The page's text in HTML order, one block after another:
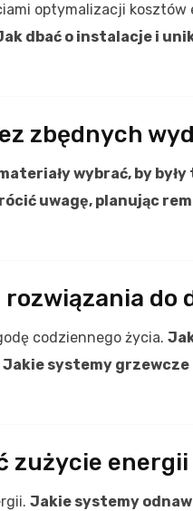
optymalizacji kosztów
dbać o instalacje i
zbędnych
wybrać, by
uwagę, planując
do
codziennego życia.
systemy
energii
Jakie systemy